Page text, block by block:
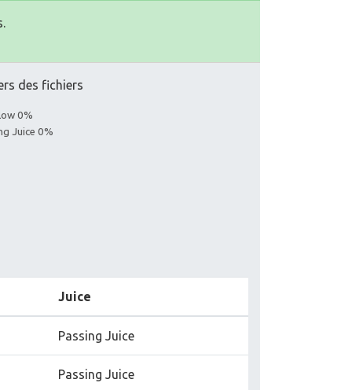
des fichiers
0%
Juice 0%
Juice
Passing Juice
Passing Juice